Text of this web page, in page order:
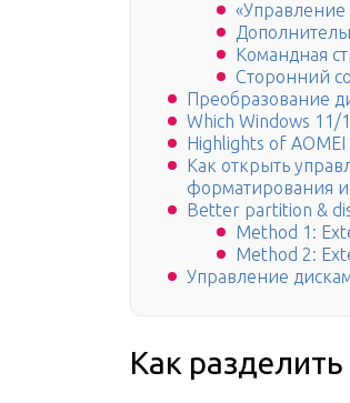
«Управление
Командная
Сторонний
Преобразование
Which Windows
Highlights of
Как открыть
форматирования
Better partition &
Method 1:
Method 2:
Управление
Как